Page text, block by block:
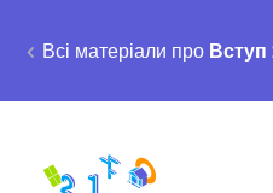
Всі матеріали про Вступ